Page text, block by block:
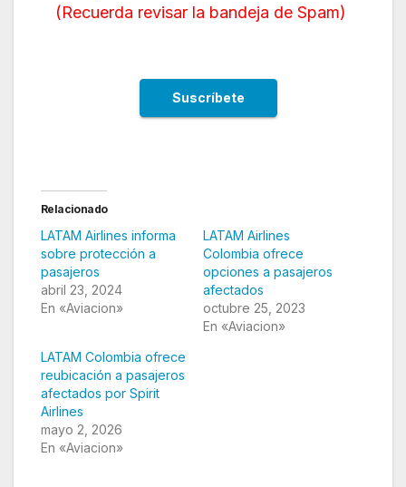
(Recuerda revisar la bandeja de Spam)
Relacionado
LATAM Airlines informa
sobre protección a
pasajeros
abril 23, 2024
En «Aviacion»
LATAM Airlines
Colombia ofrece
opciones a pasajeros
afectados
octubre 25, 2023
En «Aviacion»
LATAM Colombia ofrece
reubicación a pasajeros
afectados por Spirit
Airlines
mayo 2, 2026
En «Aviacion»